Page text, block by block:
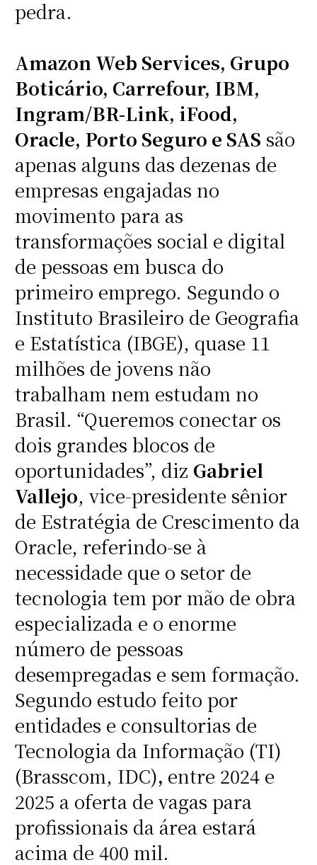
pedra.
Amazon Web Services, Grupo
Boticário, Carrefour, IBM,
Ingram/BR-Link, iFood,
Oracle, Porto Seguro e SAS são
apenas alguns das dezenas de
empresas engajadas no
movimento para as
transformações social e digital
de pessoas em busca do
primeiro emprego. Segundo o
Instituto Brasileiro de Geografia
e Estatística (IBGE), quase 11
milhões de jovens não
trabalham nem estudam no
Brasil. “Queremos conectar os
dois grandes blocos de
oportunidades”, diz Gabriel
Vallejo, vice-presidente sênior
de Estratégia de Crescimento da
Oracle, referindo-se à
necessidade que o setor de
tecnologia tem por mão de obra
especializada e o enorme
número de pessoas
desempregadas e sem formação.
Segundo estudo feito por
entidades e consultorias de
Tecnologia da Informação (TI)
(Brasscom, IDC), entre 2024 e
2025 a oferta de vagas para
profissionais da área estará
acima de 400 mil.